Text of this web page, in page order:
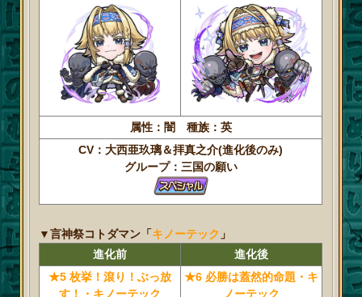
属性：闇 種族：英
CV：大西亜玖璃＆拝真之介(進化後のみ)
グループ：三国の願い
▼言神祭コトダマン「キノーテック 」
進化前
進化後
★5 枚挙！滾り！ぶっ放
す！・キノーテック
★6 必勝は蓋然的命題・キ
ノーテック